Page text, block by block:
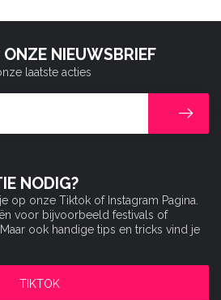
NODIG?
op onze Tiktok of Instagram Pagina.
voor bijvoorbeeld festivals of
ook handige tips en tricks vind je
TIKTOK
NIEUWSBRIEF
laatste acties